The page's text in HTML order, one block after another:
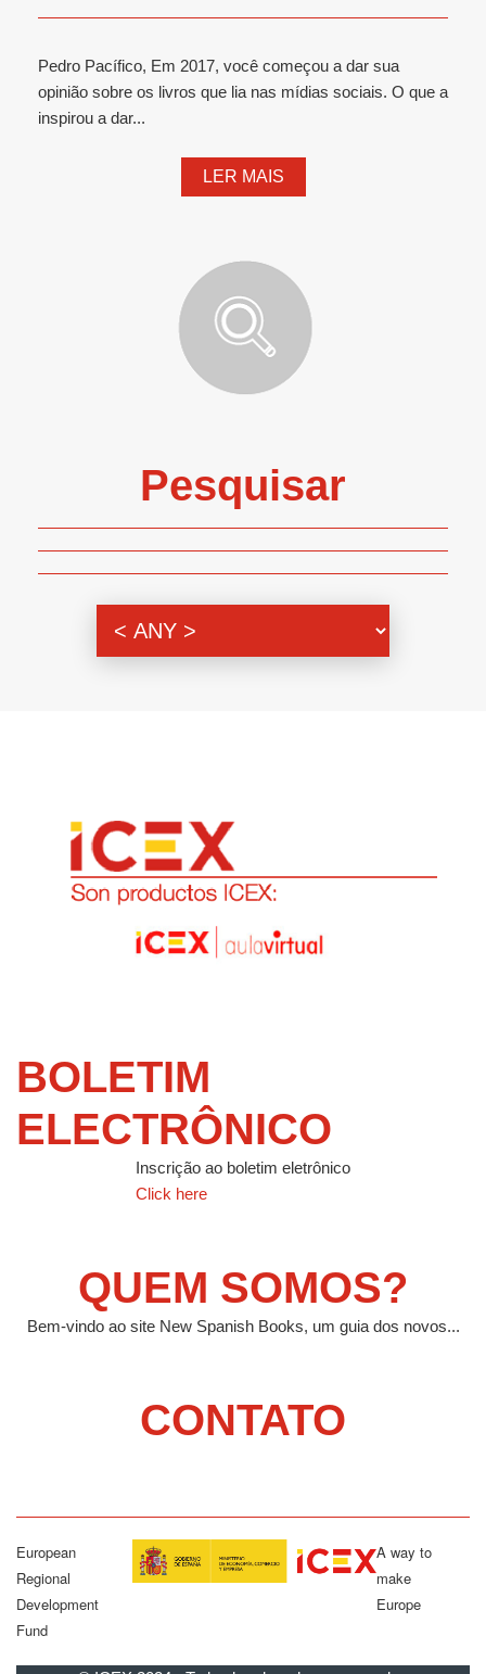
Pedro Pacífico, Em 2017, você começou a dar sua
opinião sobre os livros que lia nas mídias sociais. O que a
inspirou a dar...
LER MAIS
Pesquisar
BOLETIM
ELECTRÔNICO
Inscrição ao boletim eletrônico
Click here
QUEM SOMOS?
Bem-vindo ao site New Spanish Books, um guia dos novos...
CONTATO
European
Regional
Development
Fund
A way to
make
Europe